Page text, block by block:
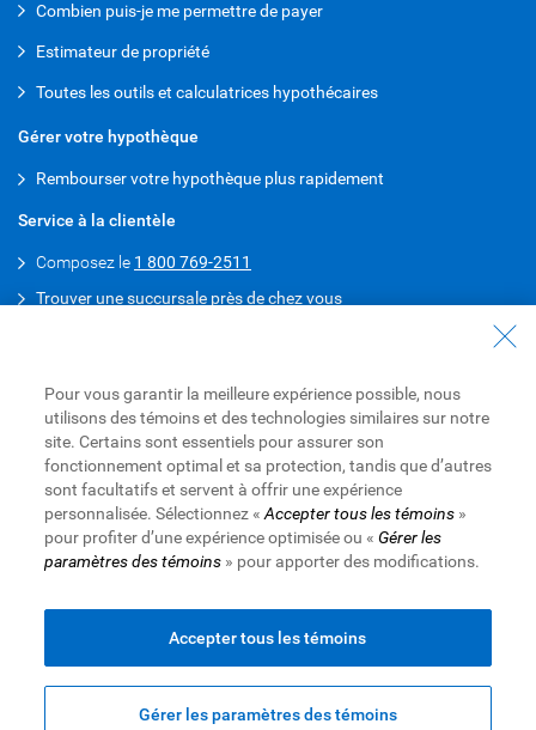
Combien puis-je me permettre de payer
Estimateur de propriété
Toutes les outils et calculatrices hypothécaires
Gérer votre hypothèque
Rembourser votre hypothèque plus rapidement
Service à la clientèle
Composez le 1 800 769-2511
Trouver une succursale près de chez vous
Téléchargez l’appli Mobile RBC
Android
iPhone
Site Web de la Banque Royale du Canada, © 1995-2026
Pour vous garantir la meilleure expérience possible, nous
utilisons des témoins et des technologies similaires sur notre
site. Certains sont essentiels pour assurer son
fonctionnement optimal et sa protection, tandis que d’autres
sont facultatifs et servent à offrir une expérience
personnalisée. Sélectionnez « Accepter tous les témoins»
pour profiter d’une expérience optimisée ou « Gérer les
paramètres des témoins» pour apporter des modifications.
Gérer les paramètres des témoins
Accepter tous les témoins